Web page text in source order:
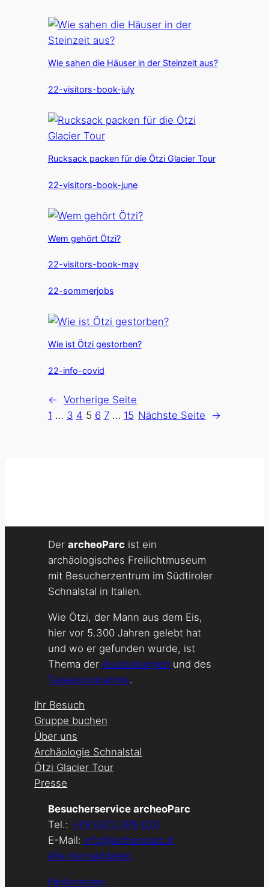
Wie sahen die Häuser in der Steinzeit aus?
22-visitors-book-july
Rucksack packen für die Ötzi Glacier Tour
22-visitors-book-june
Wem gehört Ötzi?
22-visitors-book-may
22-sommerjobs
Wie ist Ötzi gestorben?
22-info-covid
← Vorherige Seite
1 … 3 4 5 6 7 … 15 Nächste Seite →
Der archeoParc ist ein
archäologisches Freilichtmuseum
mit Besucherzentrum im Südtiroler
Schnalstal in Italien.
Wie Ötzi, der Mann aus dem Eis,
hier vor 5.300 Jahren gelebt hat
und wo er gefunden wurde, ist
Thema der Ausstellungen und des
Tagesprogramms.
Ihr Besuch
Gruppe buchen
Über uns
Archäologie Schnalstal
Ötzi Glacier Tour
Presse
Besucherservice archeoParc
Tel.: +39 0473 676 020
E-Mail: info@archeoparc.it
Alle Kontaktdaten
Herkommen